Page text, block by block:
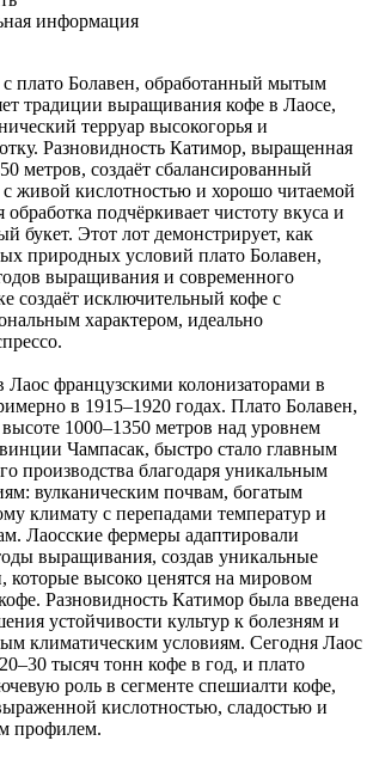
информация
плато Болавен, обработанный мытым
традиции выращивания кофе в Лаосе,
терруар высокогорья и
Разновидность Катимор, выращенная
метров, создаёт сбалансированный
живой кислотностью и хорошо читаемой
подчёркивает чистоту вкуса и
букет. Этот лот демонстрирует, как
природных условий плато Болавен,
выращивания и современного
создаёт исключительный кофе с
характером, идеально
Лаос французскими колонизаторами в
в 1915–1920 годах. Плато Болавен,
1000–1350 метров над уровнем
Чампасак, быстро стало главным
производства благодаря уникальным
вулканическим почвам, богатым
климату с перепадами температур и
Лаосские фермеры адаптировали
выращивания, создав уникальные
которые высоко ценятся на мировом
Разновидность Катимор была введена
устойчивости культур к болезням и
климатическим условиям. Сегодня Лаос
тысяч тонн кофе в год, и плато
роль в сегменте спешиалти кофе,
кислотностью, сладостью и
профилем.